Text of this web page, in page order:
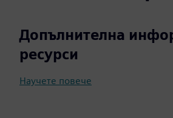
Допълнителна
ресурси
Научете повече